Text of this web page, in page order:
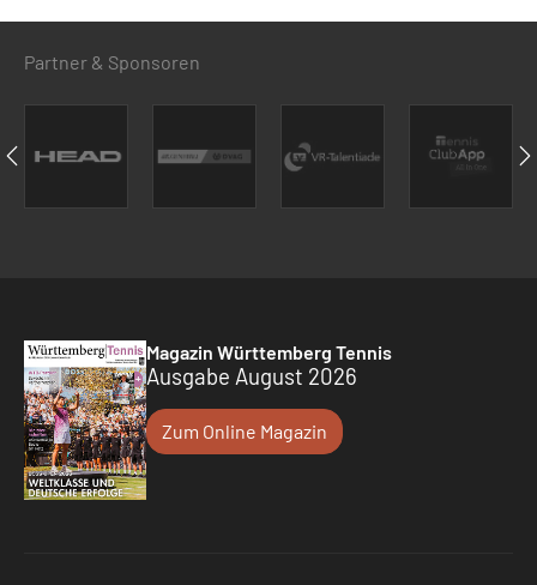
Partner & Sponsoren
Magazin Württemberg Tennis
Ausgabe August 2026
Zum Online Magazin